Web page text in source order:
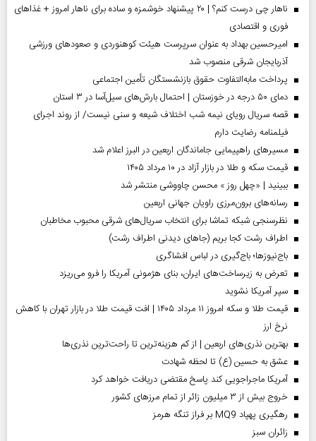
ناهار چی درست کنم؟ | ۲۰ پیشنهاد خوشمزه و ساده برای ناهار امروز + غذاهای
فوری و اقتصادی
امیرحسین بهداد به عنوان سرپرست هیئت کوهنوردی و صعودهای ورزشی
آذربایجان شرقی منصوب شد
پرداخت مابه‌التفاوت حقوق بازنشستگان تأمین اجتماعی
دمای ۵۰ درجه در خوزستان | احتمال بارش‌های سیل‌آسا در ۳ استان
قصه سریال رویای نیمه شب اختلاف شیعه و سنی نیست/ از روند اجرای
فیلمنامه رضایت دارم
مسیر‌های راهپیمایی جاماندگان اربعین در البرز اعلام شد
قیمت سکه و طلا در بازار آزاد در ۱۰ مرداد ۱۴۰۵
ببینید | «چهل روز » محسن چاووشی منتشر شد
رسانه‌های برون‌مرزی راویان جهانی اربعین
نظرسنجی شبکه تماشا برای انتخاب سریال‌های شرقی محبوب مخاطبان
اطراف رشت کجا بریم (جاهای دیدنی اطراف رشت)
باج‌نیوزها؛ باج‌گیری در لباس افشاگری
تعرض به زیرساخت‌های ایران، بنای هژمونی آمریکا را فرو می‌ریزد
سپر آمریکا نشوید
قیمت طلا و سکه امروز ۱۱ مرداد ۱۴۰۵ | افت قیمت طلا در بازار تهران با کاهش
نرخ ارز
بهترین نذری‌های اربعین | از کم هزینه‌ترین تا راحت‌ترین نذری‌ها
عشق به حسین (ع) تا لحظه شهادت
آمریکا ماجراجویی کند پاسخ مقتضی دریافت خواهد کرد
خروج بیش از ۳ میلیون زائر از تمام مرز‌های کشور
رهگیری پهپاد MQ9 بر فراز تنگه هرمز
‌زائران سبز